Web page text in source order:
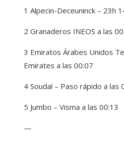
1 Alpecin-Deceuninck – 23h
2 Granaderos INEOS a las
3 Emiratos Árabes Unidos
Emirates a las 00:07
4 Soudal – Paso rápido a las
5 Jumbo – Visma a las 00:13
—